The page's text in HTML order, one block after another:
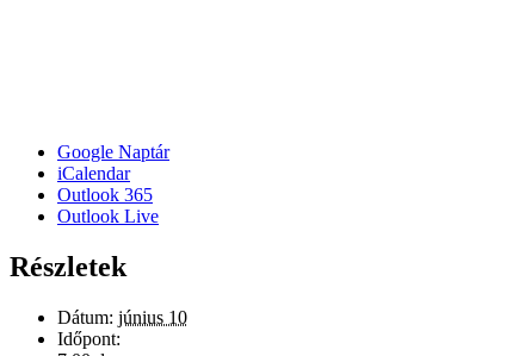
Google Naptár
iCalendar
Outlook 365
Outlook Live
Részletek
Dátum: június 10
Időpont: